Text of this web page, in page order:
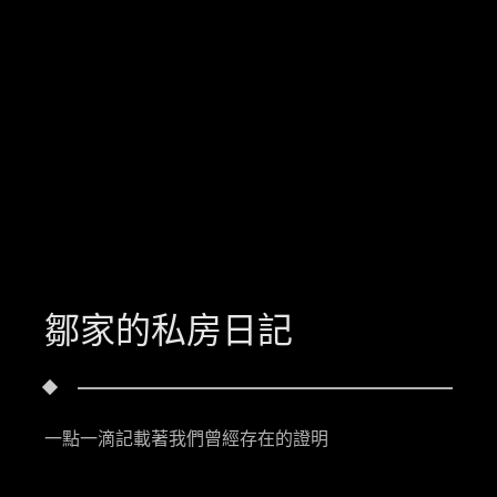
鄒家的私房日記
一點一滴記載著我們曾經存在的證明